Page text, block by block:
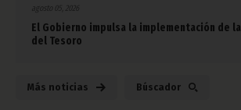
agosto 05, 2026
El Gobierno impulsa la implementación de la
del Tesoro
Más noticias Búscador